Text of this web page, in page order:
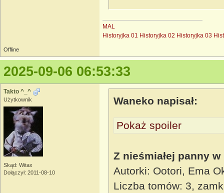
MAL
Historyjka 01 Historyjka 02 Historyjka 03
Offline
2025-09-06 06:53:33
Takto ^_^
Użytkownik
Skąd: Witax
Dołączył: 2011-08-10
Waneko napisał:
Pokaż spoiler
Z nieśmiałej panny
Autorki: Ootori, Ema
Liczba tomów: 3,